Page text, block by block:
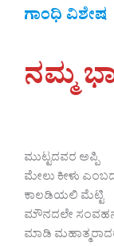
ಗಾಂಧಿ ವಿಶೇಷ
ನಮ್ಮ
ಮುಟ್ಟದವರ ಅಪ್ಪಿ
ಮೇಲು ಕೀಳು
ಕಾಲಡಿಯಲಿ ಮೆಟ್ಟಿ
ಮೌನದಲೇ
ಮಾಡಿ